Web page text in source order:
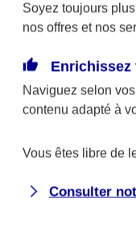
la section précédente
Soyez toujours
nos offres et nos
Enrichissez
Naviguez selon
contenu adapté à
Vous êtes libre de
Consulter